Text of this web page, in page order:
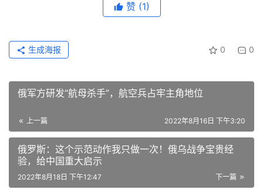
赞 (1)
0 0
生成海报
俄军方研发“航母杀手”，航空兵占牢主角地位
上一篇 2022年8月16日 下午3:20
俄罗斯：这个示范动作我只做一次！俄乌战争宝贵经
验，给中国重大启示
下一篇
2022年8月18日 下午12:47